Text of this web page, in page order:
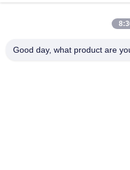
Suku Cadang
Blok Mesin Sepeda
Good day, what product are